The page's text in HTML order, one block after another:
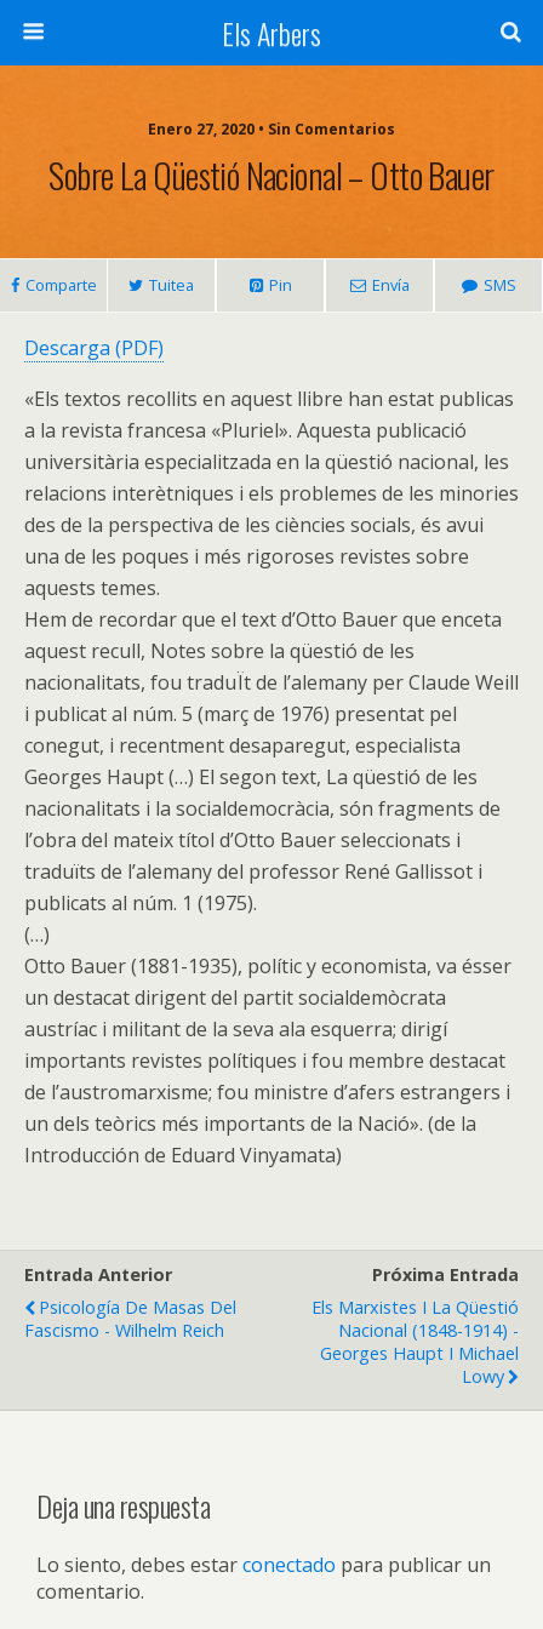
Els Arbers
Enero 27, 2020 • Sin Comentarios
Sobre La Qüestió Nacional – Otto Bauer
Comparte Tuitea Pin Envía SMS
Descarga (PDF)
«Els textos recollits en aquest llibre han estat publicas
a la revista francesa «Pluriel». Aquesta publicació
universitària especialitzada en la qüestió nacional, les
relacions interètniques i els problemes de les minories
des de la perspectiva de les ciències socials, és avui
una de les poques i més rigoroses revistes sobre
aquests temes.
Hem de recordar que el text d’Otto Bauer que enceta
aquest recull, Notes sobre la qüestió de les
nacionalitats, fou traduÏt de l’alemany per Claude Weill
i publicat al núm. 5 (març de 1976) presentat pel
conegut, i recentment desaparegut, especialista
Georges Haupt (…) El segon text, La qüestió de les
nacionalitats i la socialdemocràcia, són fragments de
l’obra del mateix títol d’Otto Bauer seleccionats i
traduïts de l’alemany del professor René Gallissot i
publicats al núm. 1 (1975).
(…)
Otto Bauer (1881-1935), polític y economista, va ésser
un destacat dirigent del partit socialdemòcrata
austríac i militant de la seva ala esquerra; dirigí
importants revistes polítiques i fou membre destacat
de l’austromarxisme; fou ministre d’afers estrangers i
un dels teòrics més importants de la Nació». (de la
Introducción de Eduard Vinyamata)
Entrada Anterior
Psicología De Masas Del
Fascismo - Wilhelm Reich
Próxima Entrada
Els Marxistes I La Qüestió
Nacional (1848-1914) -
Georges Haupt I Michael
Lowy
Deja una respuesta
Lo siento, debes estarconectado para publicar un
comentario.